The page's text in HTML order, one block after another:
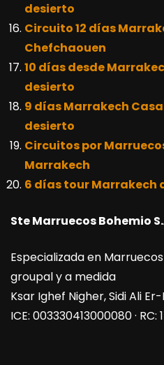
desierto
Circuito 12 días
Chefchaouen
10 días desde
desierto
9 días Marrakech
desierto
Circuitos por
Marrakech
6 días tour Marrakech
Ste Marruecos Bohemio
Especializada en
groupal y a medida
Ksar Ighef Nigher, Sidi Ali
ICE: 003330413000080 · RC: